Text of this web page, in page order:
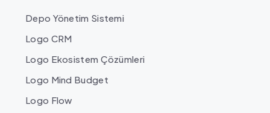
Depo Yönetim Sistemi
Logo CRM
Logo Ekosistem Çözümleri
Logo Mind Budget
Logo Flow